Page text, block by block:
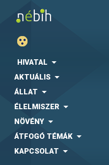
HIVATAL
AKTUÁLIS
ÁLLAT
ÉLELMISZER
NÖVÉNY
ÁTFOGÓ TÉMÁK
KAPCSOLAT